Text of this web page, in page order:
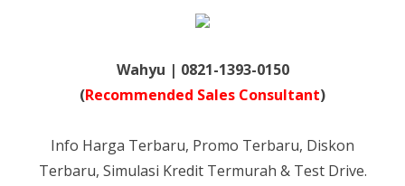
Wahyu | 0821-1393-0150
(Recommended Sales Consultant)
Info Harga Terbaru, Promo Terbaru, Diskon
Terbaru, Simulasi Kredit Termurah & Test Drive.